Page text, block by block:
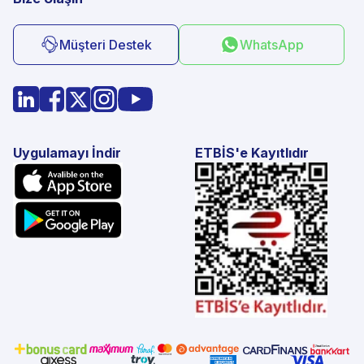
Müşteri Destek WhatsApp
Uygulamayı İndir ETBİS'e Kayıtlıdır